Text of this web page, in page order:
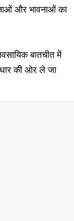
और भावनाओं का
बातचीत में
की ओर ले जा